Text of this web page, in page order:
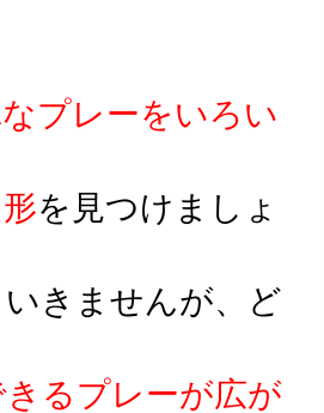
プレーをいろい
を見つけましょ
きませんが、ど
きるプレーが広が